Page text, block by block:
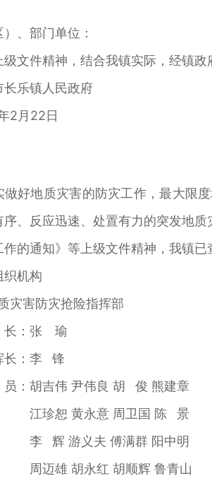
、部门单位：
级文件精神，结合我镇实际，经镇
长乐镇人民政府
2月22日
做好地质灾害的防灾工作，最大限
序、反应迅速、处置有力的突发地
的通知》等上级文件精神，我镇已
织机构
灾害防灾抢险指挥部
长：张 瑜
长：李 锋
胡吉伟 尹伟良 胡 俊 熊建章
恕 黄永意 周卫国 陈 景
游义夫 傅满群 阳中明
雄 胡永红 胡顺辉 鲁青山